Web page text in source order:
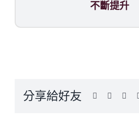
不斷提升
分享給好友